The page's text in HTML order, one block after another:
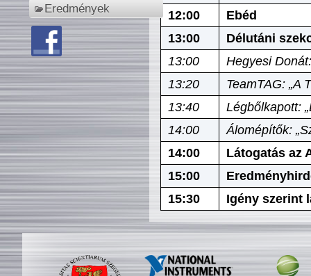
Eredmények
12:00
Ebéd
13:00
Délutáni
13:00
Hegyesi
13:20
TeamTAG: „A
13:40
Légbőlkapott:
14:00
Álomépítők:
14:00
Látogatás az
15:00
15:30
Igény szerint